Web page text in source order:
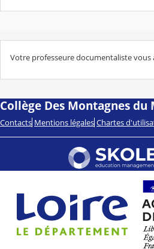
Votre professeure documentaliste vous
Collège Des Montagnes du
Contacts Mentions légales Chartes